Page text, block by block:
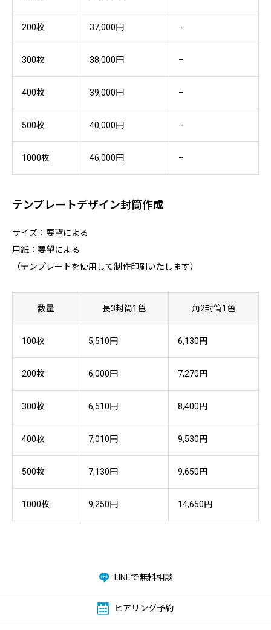
200枚 37,000円 –
300枚 38,000円 –
400枚 39,000円 –
500枚 40,000円 –
1000枚 46,000円 –
テンプレートデザイン封筒作成
サイズ：要望による
用紙：要望による
（テンプレートを使用して制作印刷いたします）
数量 長3封筒1色 角2封筒1色
100枚 5,510円 6,130円
200枚 6,000円 7,270円
300枚 6,510円 8,400円
400枚 7,010円 9,530円
500枚 7,130円 9,650円
1000枚 9,250円 14,650円
LINEで無料相談
ヒアリング予約